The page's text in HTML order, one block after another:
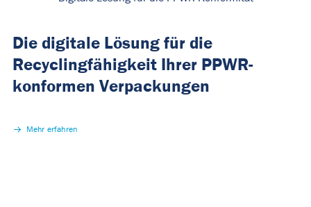
Die digitale Lösung für die
Recyclingfähigkeit Ihrer PPWR-
konformen Verpackungen
Mehr erfahren